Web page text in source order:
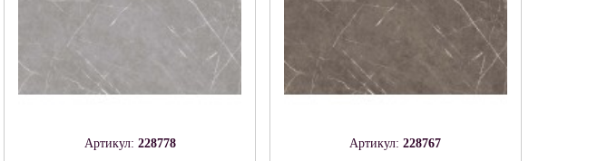
Артикул: 228778 Артикул:228767